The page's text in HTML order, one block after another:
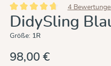
Durchschnittliche Bewertung von
4
DidySling
Größe: 1R
98,00 €